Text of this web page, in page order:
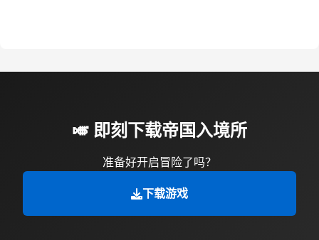
🎺 即刻下载帝国入境所
准备好开启冒险了吗？
下载游戏